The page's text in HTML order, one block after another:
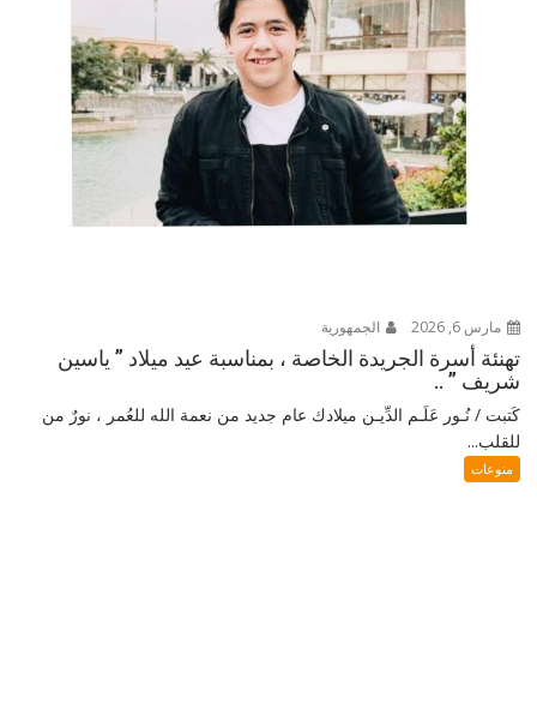
مارس 6, 2026 الجمهورية
تهنئة أسرة الجريدة الخاصة ، بمناسبة عيد ميلاد ” ياسين
شريف ” ..
كَتبت / نُـور عَلَـم الدِّيـن ميلادك عام جديد من نعمة الله للعُمر ، نورٌ من
للقلب...
منوعات